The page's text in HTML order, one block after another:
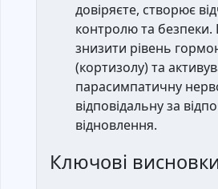
довіряєте, створює
контролю та
знизити рівень
(кортизолу) та
парасимпатичну
відповідальну за
відновлення.
Ключові